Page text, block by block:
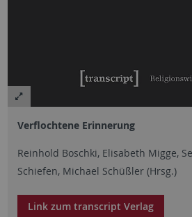
Verflochtene Erinnerung
Reinhold Boschki, Elisabeth Migge,
Schiefen, Michael Schüßler (Hrsg.)
Link zum transcript Verlag